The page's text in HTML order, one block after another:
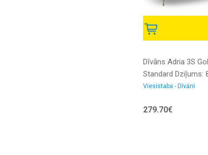
Dīvāns Adria 3S
Standard Dziļums:
cm, Platums: 155
Sēdvietas
Viesistaba - Dīvāni
279.70€